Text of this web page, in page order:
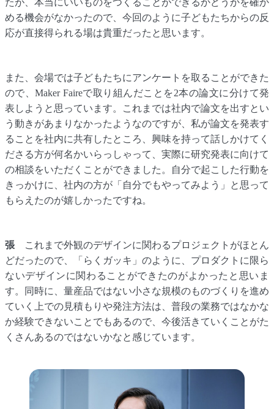
める機会がなかったので、今回のように子どもたちからの反
応が直接得られる場は貴重だったと思います。
また、会場では子どもたちにアンケートを取ることができた
ので、Maker Faireで取り組んだことを2本の論文に分けて発
表しようと思っています。これまでは社内で論文を出すとい
う動きがあまりなかったようなのですが、私が論文を発表す
ることを社内に共有したところ、興味を持って話しかけてく
ださる方が何名かいらっしゃって、実際に研究発表に向けて
の相談をいただくことができました。自分で起こした行動を
きっかけに、社内の方が「自分でもやってみよう」と思って
もらえたのが嬉しかったですね。
張 これまで外観のデザインに関わるプロジェクトがほとん
どだったので、「らくガッキ」のように、プロダクトに限ら
ないデザインに関わることができたのがよかったと思いま
す。同時に、量産品ではない小さな規模のものづくりを進め
ていく上での見積もりや発注方法は、普段の業務ではなかな
か経験できないことでもあるので、今後活きていくことがた
くさんあるのではないかなと感じています。